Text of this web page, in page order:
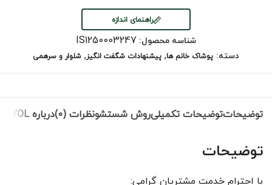
راهنمای اندازه
شناسه محصول: IS1250003247
دسته: پوشاک خانم ها, پیشنهادات شگفت انگیز, شلوار و سرهمی
توضیحاتتوضیحات تکمیلیروش شستشونظرات (0) درباره IPEKYOL
توضیحات
با احترام خدمت مشتریان گرامی: